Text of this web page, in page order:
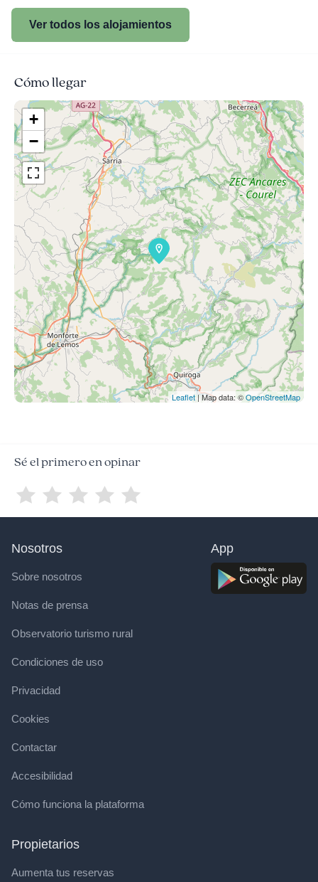
Ver todos los alojamientos
Cómo llegar
+
−
Leaflet| Map data: ©OpenStreetMap
Sé el primero en opinar
Nosotros
Sobre nosotros
Notas de prensa
Observatorio turismo rural
Condiciones de uso
Privacidad
Cookies
Contactar
Accesibilidad
Cómo funciona la plataforma
Propietarios
Aumenta tus reservas
App